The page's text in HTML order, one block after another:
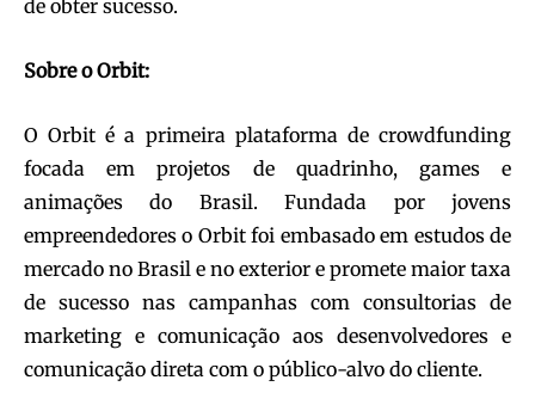
de obter sucesso.
Sobre o Orbit:
O Orbit é a primeira plataforma de crowdfunding
focada em projetos de quadrinho, games e
animações do Brasil. Fundada por jovens
empreendedores o Orbit foi embasado em estudos de
mercado no Brasil e no exterior e promete maior taxa
de sucesso nas campanhas com consultorias de
marketing e comunicação aos desenvolvedores e
comunicação direta com o público-alvo do cliente.